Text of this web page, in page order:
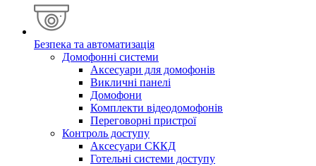
Безпека та автоматизація
Домофонні системи
Аксесуари для домофонів
Викличні панелі
Домофони
Комплекти відеодомофонів
Переговорні пристрої
Контроль доступу
Аксесуари СККД
Готельні системи доступу